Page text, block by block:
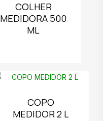
COLHER
MEDIDORA 500
ML
COPO
MEDIDOR 2 L